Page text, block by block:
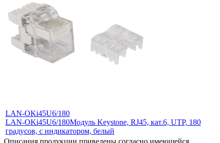
LAN-OKi45U6/180
LAN-OKi45U6/180Модуль Keystone, RJ45, кат.6, UTP, 180
градусов, с индикатором, белый